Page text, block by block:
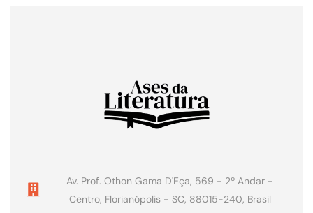
Av. Prof. Othon Gama D'Eça, 569 - 2º Andar -
Centro, Florianópolis - SC, 88015-240, Brasil